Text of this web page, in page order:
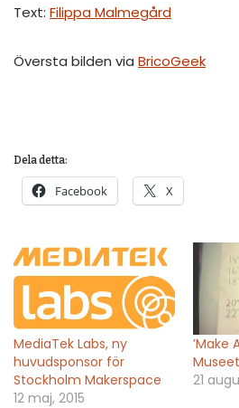
Text: Filippa Malmegård
Översta bilden via BricoGeek
Dela detta:
Facebook X
MediaTek Labs, ny
huvudsponsor för
Stockholm Makerspace
12 maj, 2015
’Make
21